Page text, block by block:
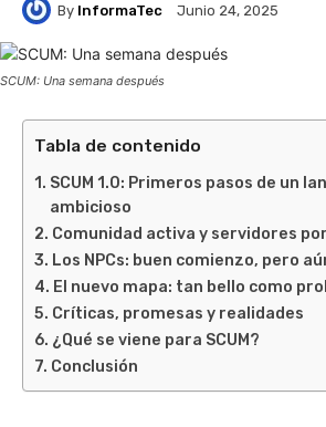
By InformaTec Junio 24, 2025
SCUM: Una semana después
Tabla de contenido
SCUM 1.0: Primeros pasos de un
ambicioso
Comunidad activa y servidores
Los NPCs: buen comienzo, pero
El nuevo mapa: tan bello como
Críticas, promesas y realidades
¿Qué se viene para SCUM?
Conclusión